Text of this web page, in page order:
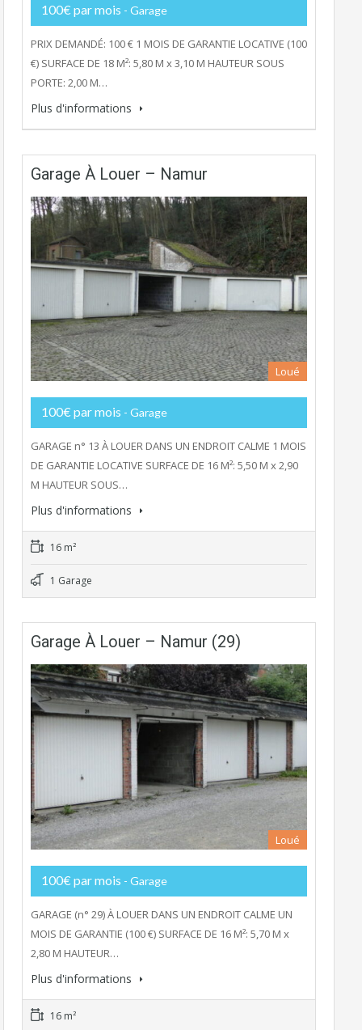
100€ par mois - Garage
PRIX DEMANDÉ: 100 € 1 MOIS DE GARANTIE LOCATIVE (100
€) SURFACE DE 18 M²: 5,80 M x 3,10 M HAUTEUR SOUS
PORTE: 2,00 M…
Plus d'informations
Garage À Louer – Namur
Loué
100€ par mois - Garage
GARAGE n° 13 À LOUER DANS UN ENDROIT CALME 1 MOIS
DE GARANTIE LOCATIVE SURFACE DE 16 M²: 5,50 M x 2,90
M HAUTEUR SOUS…
Plus d'informations
16 m²
1 Garage
Garage À Louer – Namur (29)
Loué
100€ par mois - Garage
GARAGE (n° 29) À LOUER DANS UN ENDROIT CALME UN
MOIS DE GARANTIE (100 €) SURFACE DE 16 M²: 5,70 M x
2,80 M HAUTEUR…
Plus d'informations
16 m²